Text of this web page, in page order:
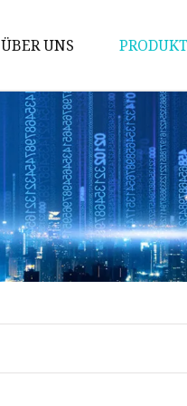
ÜBER UNS
Spulen
DIP-
Mn-